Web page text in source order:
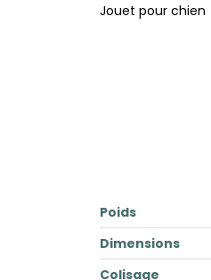
Jouet pour chien
Poids
Dimensions
Colisage